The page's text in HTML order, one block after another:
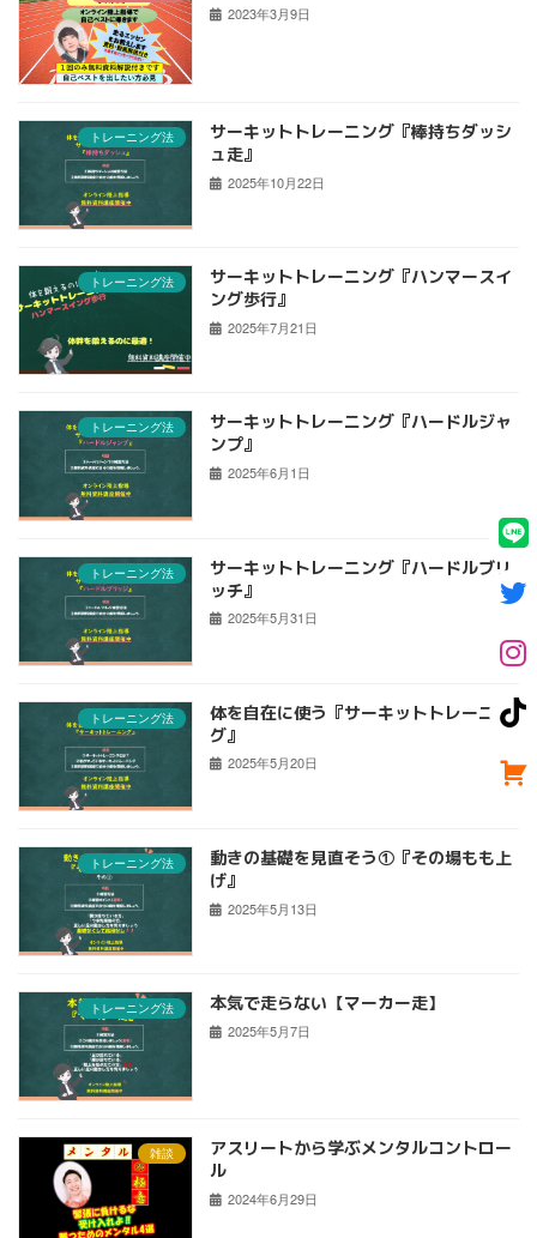
2023年3月9日
トレーニング法
サーキットトレーニング『棒持ちダッシ
ュ走』
2025年10月22日
トレーニング法
サーキットトレーニング『ハンマースイ
ング歩行』
2025年7月21日
トレーニング法
サーキットトレーニング『ハードルジャ
ンプ』
2025年6月1日
トレーニング法
サーキットトレーニング『ハードルブリ
ッチ』
2025年5月31日
トレーニング法
体を自在に使う『サーキットトレーニン
グ』
2025年5月20日
トレーニング法
動きの基礎を見直そう①『その場もも上
げ』
2025年5月13日
トレーニング法 本気で走らない【マーカー走】
2025年5月7日
雑談
アスリートから学ぶメンタルコントロー
ル
2024年6月29日